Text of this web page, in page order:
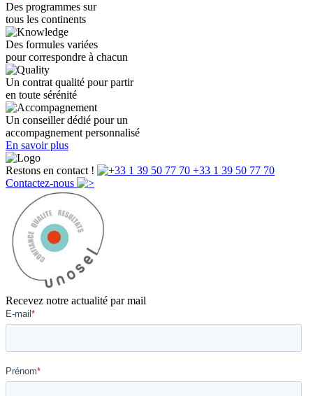
Des programmes sur
tous les continents
Des formules variées
pour correspondre à chacun
Un contrat qualité pour partir
en toute sérénité
Un conseiller dédié pour un
accompagnement personnalisé
En savoir plus
Restons en contact !
+33 1 39 50 77 70
Contactez-nous
Recevez notre actualité par mail